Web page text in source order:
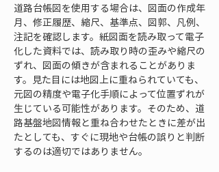
道路台帳図を使用する場合は、図面の作成年
月、修正履歴、縮尺、基準点、図郭、凡例、
注記を確認します。紙図面を読み取って電子
化した資料では、読み取り時の歪みや縮尺の
ずれ、図面の傾きが含まれることがありま
す。見た目には地図上に重ねられていても、
元図の精度や電子化手順によって位置ずれが
生じている可能性があります。そのため、道
路基盤地図情報と重ね合わせたときに差が出
たとしても、すぐに現地や台帳の誤りと判断
するのは適切ではありません。